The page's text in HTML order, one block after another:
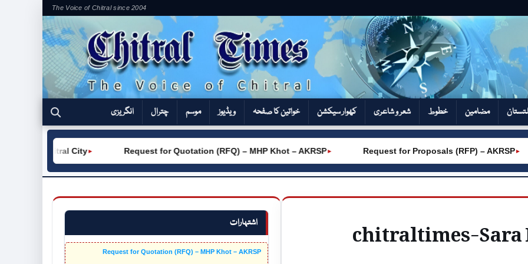
The Voice of Chitral since 2004
مضامین خطوط شعر و شاعری کھوار سیکشن‎ خواتین کا صفحہ ویڈیوز موسم چترال انگریزی
►
Request for Quotation (RFQ) – MHP Khot – AKRSP
►
(W) Chitral City ►
Request for Proposals (RFP) – AKRSP
اشتہارات
Request for Quotation (RFQ) – MHP Khot – AKRSP chitraltimes-